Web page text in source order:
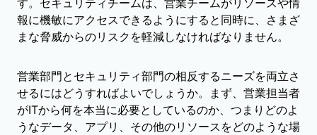
報に機敏にアクセスできるようにすると同時に、さまざ
まな脅威からのリスクを軽減しなければなりません。
営業部門とセキュリティ部門の相反するニーズを両立さ
せるにはどうすればよいでしょうか。まず、営業担当者
がITから何を本当に必要としているのか、つまりどのよ
うなデータ、アプリ、その他のリソースをどのような場